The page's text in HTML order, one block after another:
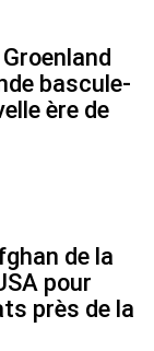
bascule-
ère de
de la
pour
près de la